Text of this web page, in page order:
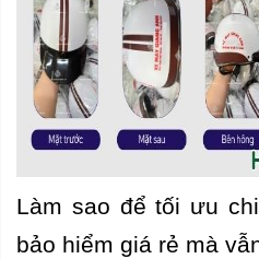
Làm sao để tối ưu
bảo hiểm giá rẻ mà